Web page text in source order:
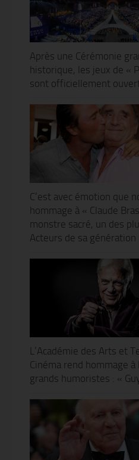
Après une Cérémonie
historique, les jeux de «
sont officiellement
C’est avec émotion que
hommage à « Claude
monstre sacré, un des
Acteurs de sa génération !!
L’Académie des Arts et
Cinéma rend hommage à
grands humoristes : « Guy